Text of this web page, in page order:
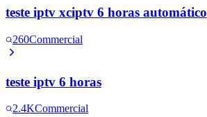
teste iptv xciptv 6 horas automático
260Commercial
teste iptv 6 horas
2.4KCommercial